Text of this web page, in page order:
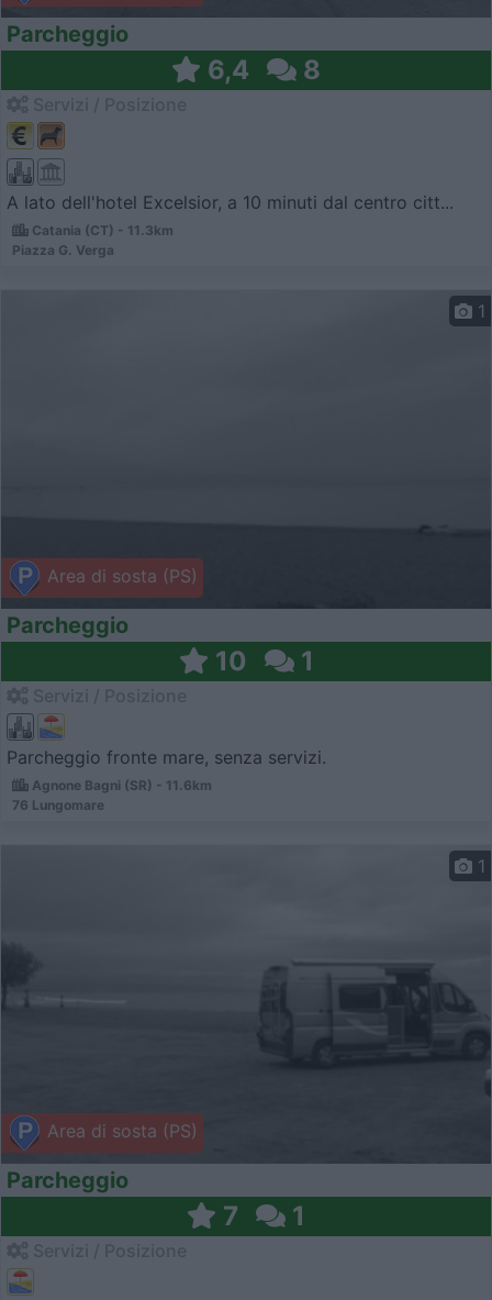
Parcheggio
6,4 8
A lato dell'hotel Excelsior, a 10 minuti dal centro citt...
Catania (CT) - 11.3km
Piazza G. Verga
Area di sosta (PS)
1
Parcheggio
10 1
Parcheggio fronte mare, senza servizi.
Agnone Bagni (SR) - 11.6km
76 Lungomare
Area di sosta (PS)
1
Parcheggio
7 1